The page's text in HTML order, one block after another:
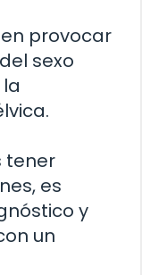
provocar
sexo
tener
es
y
un